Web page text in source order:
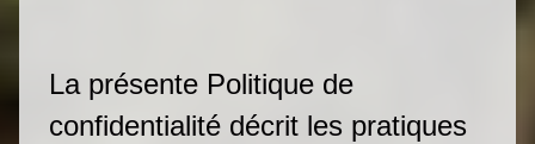
La présente Politique de
confidentialité décrit les pratiques